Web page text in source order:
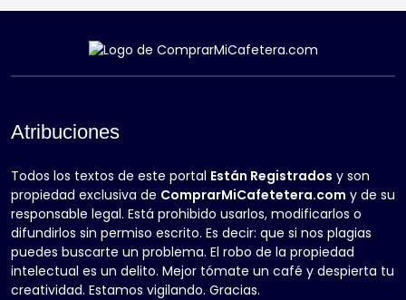
Atribuciones
Todos los textos de este portal Están Registrados y son
propiedad exclusiva de ComprarMiCafetetera.com y de su
responsable legal. Está prohibido usarlos, modificarlos o
difundirlos sin permiso escrito. Es decir: que si nos plagias
puedes buscarte un problema. El robo de la propiedad
intelectual es un delito. Mejor tómate un café y despierta tu
creatividad. Estamos vigilando. Gracias.